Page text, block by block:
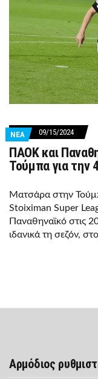
ΝΕΑ 09/15/2024
ΠΑΟΚ και
Τούμπα για την
Ματσάρα στην
Stoiximan Super
Παναθηναϊκό στις
ιδανικά τη σεζόν,
Αρμόδιος